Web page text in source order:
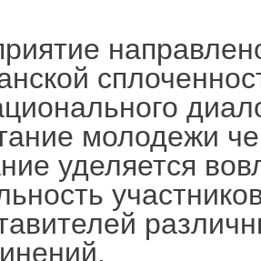
молодежи
уделяется